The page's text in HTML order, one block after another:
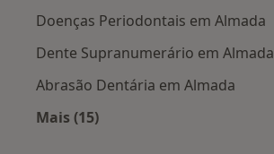
Doenças Periodontais em Almada
Dente Supranumerário em Almada
Abrasão Dentária em Almada
Mais (15)